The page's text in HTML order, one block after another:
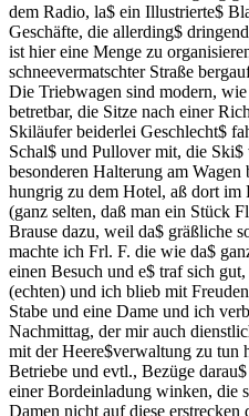
dem Radio, la$ ein Illustrierte$
Geschäfte, die allerding$
ist hier eine Menge zu
schneevermatschter Straße
Die Triebwagen sind modern,
betretbar, die Sitze nach einer
Skiläufer beiderlei Geschlecht$
Schal$ und Pullover mit, die Ski$
besonderen Halterung am
hungrig zu dem Hotel, aß dort im
(ganz selten, daß man ein Stück
Brause dazu, weil da$ gräßliche
machte ich Frl. F. die wie da$
einen Besuch und e$ traf sich
(echten) und ich blieb mit
Stabe und eine Dame und ich
Nachmittag, der mir auch
mit der Heere$verwaltung zu tun
Betriebe und evtl., Bezüge
einer Bordeinladung winken, die
Damen nicht auf diese